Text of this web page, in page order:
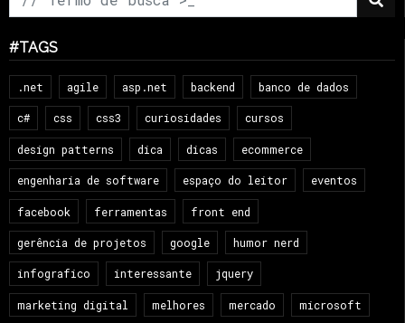
#TAGS
.net agile asp.net backend banco de dados
c# css css3 curiosidades cursos
design patterns dica dicas ecommerce
engenharia de software espaço do leitor eventos
facebook ferramentas front end
gerência de projetos google humor nerd
infografico interessante jquery
marketing digital melhores mercado microsoft